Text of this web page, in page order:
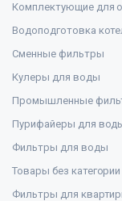
Комплектующие для
Водоподготовка
Сменные фильтры
Кулеры для воды
Промышленные
Пурифайеры для
Фильтры для воды
Товары без категории
Фильтры для